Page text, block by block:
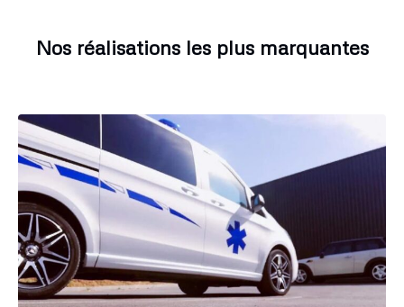
Nos réalisations les plus marquantes